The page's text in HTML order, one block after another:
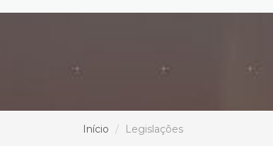
Início Legislações